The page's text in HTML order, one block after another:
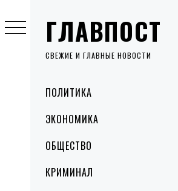
ГЛАВПОСТ
СВЕЖИЕ И ГЛАВНЫЕ НОВОСТИ
MenuПОЛИТИКА
ЭКОНОМИКА
ОБЩЕСТВО
КРИМИНАЛ
to
content